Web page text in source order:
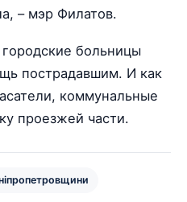
– мэр Филатов.
больницы
пострадавшим. И как
коммунальные
проезжей части.